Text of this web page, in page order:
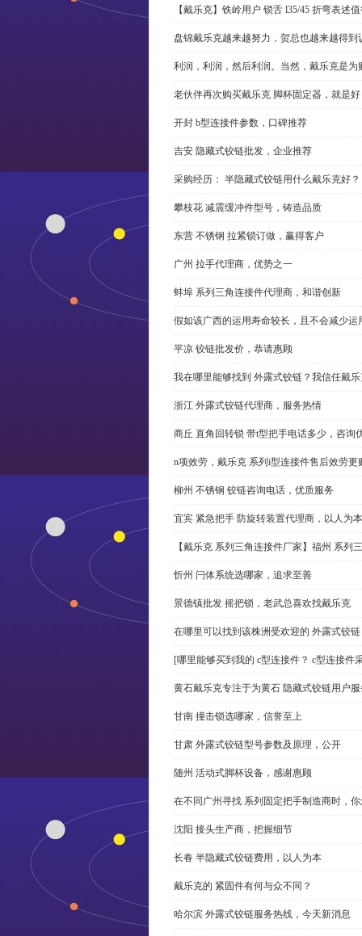
【戴乐克】铁岭用户 锁舌 l35/45 折弯表述
盘锦戴乐克越来越努力，贺总也越来越得到
利润，利润，然后利润。当然，戴乐克是为
老伙伴再次购买戴乐克 脚杯固定器，就是
开封 b型连接件参数，口碑推荐
吉安 隐藏式铰链批发，企业推荐
采购经历： 半隐藏式铰链用什么戴乐克好？
攀枝花 减震缓冲件型号，铸造品质
东营 不锈钢 拉紧锁订做，赢得客户
广州 拉手代理商，优势之一
蚌埠 系列三角连接件代理商，和谐创新
假如该广西的运用寿命较长，且不会减少
平凉 铰链批发价，恭请惠顾
我在哪里能够找到 外露式铰链？我信任戴
浙江 外露式铰链代理商，服务热情
商丘 直角回转锁 带t型把手电话多少，咨询
n项效劳，戴乐克 系列i型连接件售后效劳更
柳州 不锈钢 铰链咨询电话，优质服务
宜宾 紧急把手 防旋转装置代理商，以人为本
【戴乐克 系列三角连接件厂家】福州 系列
忻州 闩体系统选哪家，追求至善
景德镇批发 摇把锁，老武总喜欢找戴乐克
在哪里可以找到该株洲受欢迎的 外露式铰
[哪里能够买到我的 c型连接件？ c型连接件
黄石戴乐克专注于为黄石 隐藏式铰链用户
甘南 撞击锁选哪家，信誉至上
甘肃 外露式铰链型号参数及原理，公开
随州 活动式脚杯设备，感谢惠顾
在不同广州寻找 系列固定把手制造商时，
沈阳 接头生产商，把握细节
长春 半隐藏式铰链费用，以人为本
戴乐克的 紧固件有何与众不同？
哈尔滨 外露式铰链服务热线，今天新消息